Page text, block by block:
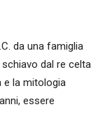
da una famiglia
dal re celta
e la mitologia
essere